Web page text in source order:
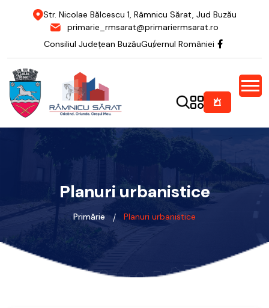
Str. Nicolae Bălcescu 1, Râmnicu Sărat, Jud Buzău
primarie_rmsarat@primariermsarat.ro
Consiliul Județean BuzăuGuvernul României
Planuri urbanistice
Primărie Planuri urbanistice